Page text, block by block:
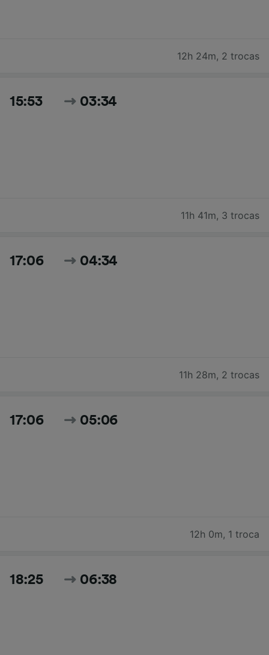
12h 24m, 2 trocas
15:53 03:34
11h 41m, 3 trocas
17:06 04:34
11h 28m, 2 trocas
17:06 05:06
12h 0m, 1 troca
18:25 06:38